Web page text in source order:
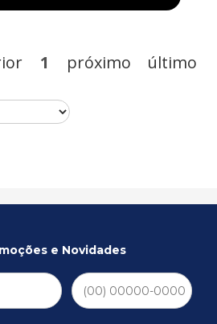
1 próximo último
e Novidades